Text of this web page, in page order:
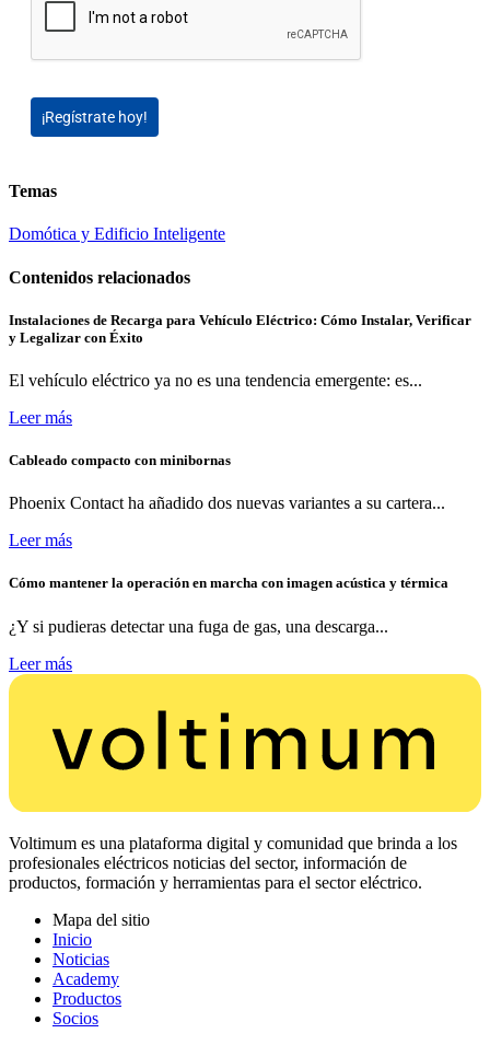
¡Regístrate hoy!
Temas
Domótica y Edificio Inteligente
Contenidos relacionados
Instalaciones de Recarga para Vehículo Eléctrico: Cómo Instalar, Verificar
y Legalizar con Éxito
El vehículo eléctrico ya no es una tendencia emergente: es...
Leer más
Cableado compacto con minibornas
Phoenix Contact ha añadido dos nuevas variantes a su cartera...
Leer más
Cómo mantener la operación en marcha con imagen acústica y térmica
¿Y si pudieras detectar una fuga de gas, una descarga...
Leer más
Voltimum es una plataforma digital y comunidad que brinda a los
profesionales eléctricos noticias del sector, información de
productos, formación y herramientas para el sector eléctrico.
Mapa del sitio
Inicio
Noticias
Academy
Productos
Socios